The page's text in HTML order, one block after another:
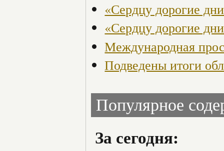
«Сердцу дорогие
«Сердцу дорогие
Международная
Подведены итоги
Популярное
За сегодня: